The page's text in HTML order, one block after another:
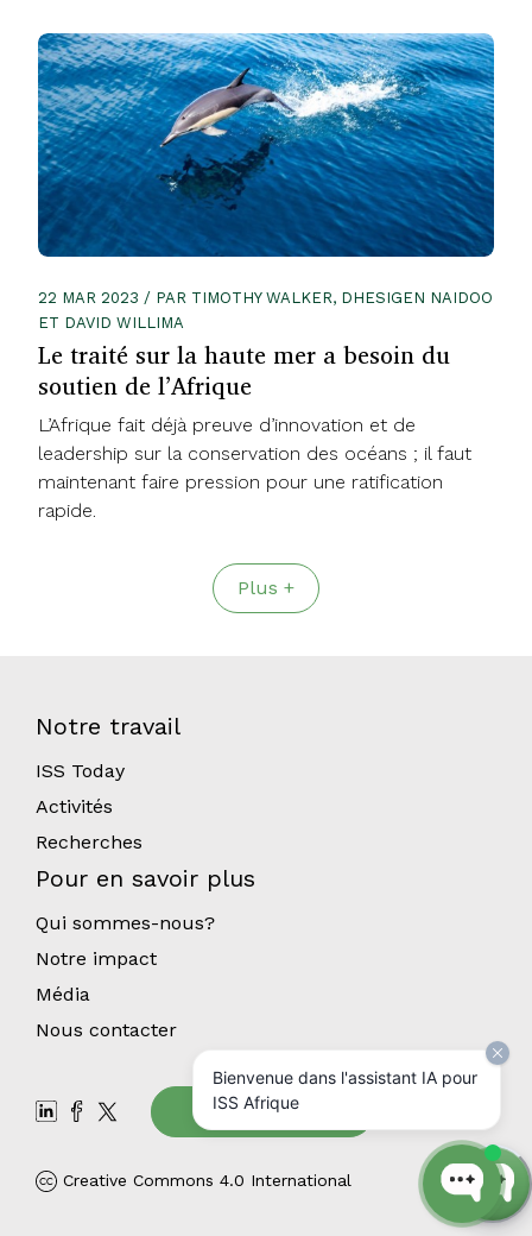
22 MAR 2023 / PAR TIMOTHY WALKER, DHESIGEN NAIDOO
ET DAVID WILLIMA
Le traité sur la haute mer a besoin du
soutien de l’Afrique
L’Afrique fait déjà preuve d’innovation et de
leadership sur la conservation des océans ; il faut
maintenant faire pression pour une ratification
rapide.
Plus +
Notre travail
ISS Today
Activités
Recherches
Pour en savoir plus
Qui sommes-nous?
Notre impact
Média
Nous contacter
Abonnez-vous
Creative Commons 4.0 International
Bienvenue dans l'assistant IA pour
ISS Afrique